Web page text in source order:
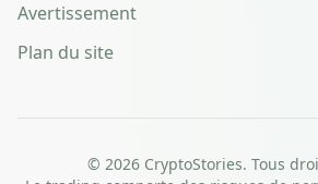
Avertissement
Plan du site
© 2026CryptoStories. Tous